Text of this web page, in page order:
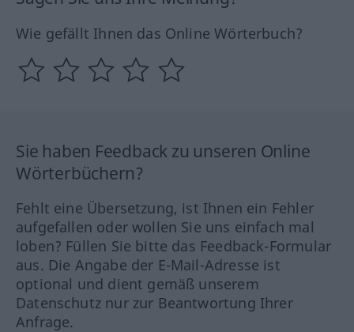
Wie gefällt Ihnen das Online Wörterbuch?
Sie haben Feedback zu unseren Online
Wörterbüchern?
Fehlt eine Übersetzung, ist Ihnen ein Fehler
aufgefallen oder wollen Sie uns einfach mal
loben? Füllen Sie bitte das Feedback-Formular
aus. Die Angabe der E-Mail-Adresse ist
optional und dient gemäß unserem
Datenschutz nur zur Beantwortung Ihrer
Anfrage.